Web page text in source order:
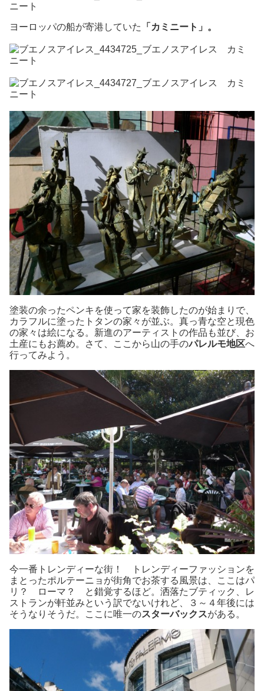
ヨーロッパの船が寄港していた 「カミニート」。
塗装の余ったペンキを使って家を装飾したのが始まりで、
カラフルに塗ったトタンの家々が並ぶ。真っ青な空と現色
の家々は絵になる。新進のアーティストの作品も並び、お
土産にもお薦め。さて、ここから山の手のパレルモ地区へ
行ってみよう。
今一番トレンディーな街！ トレンディーファッションを
まとったポルテーニョが街角でお茶する風景は、ここはパ
リ？ ローマ？ と錯覚するほど。洒落たブティック、レ
ストランが軒並みという訳でないけれど、３～４年後には
そうなりそうだ。ここに唯一のスターバックスがある。